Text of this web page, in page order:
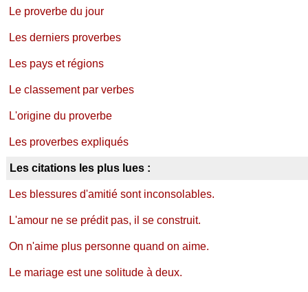
Le proverbe du jour
Les derniers proverbes
Les pays et régions
Le classement par verbes
L'origine du proverbe
Les proverbes expliqués
Les citations les plus lues :
Les blessures d'amitié sont inconsolables.
L'amour ne se prédit pas, il se construit.
On n'aime plus personne quand on aime.
Le mariage est une solitude à deux.